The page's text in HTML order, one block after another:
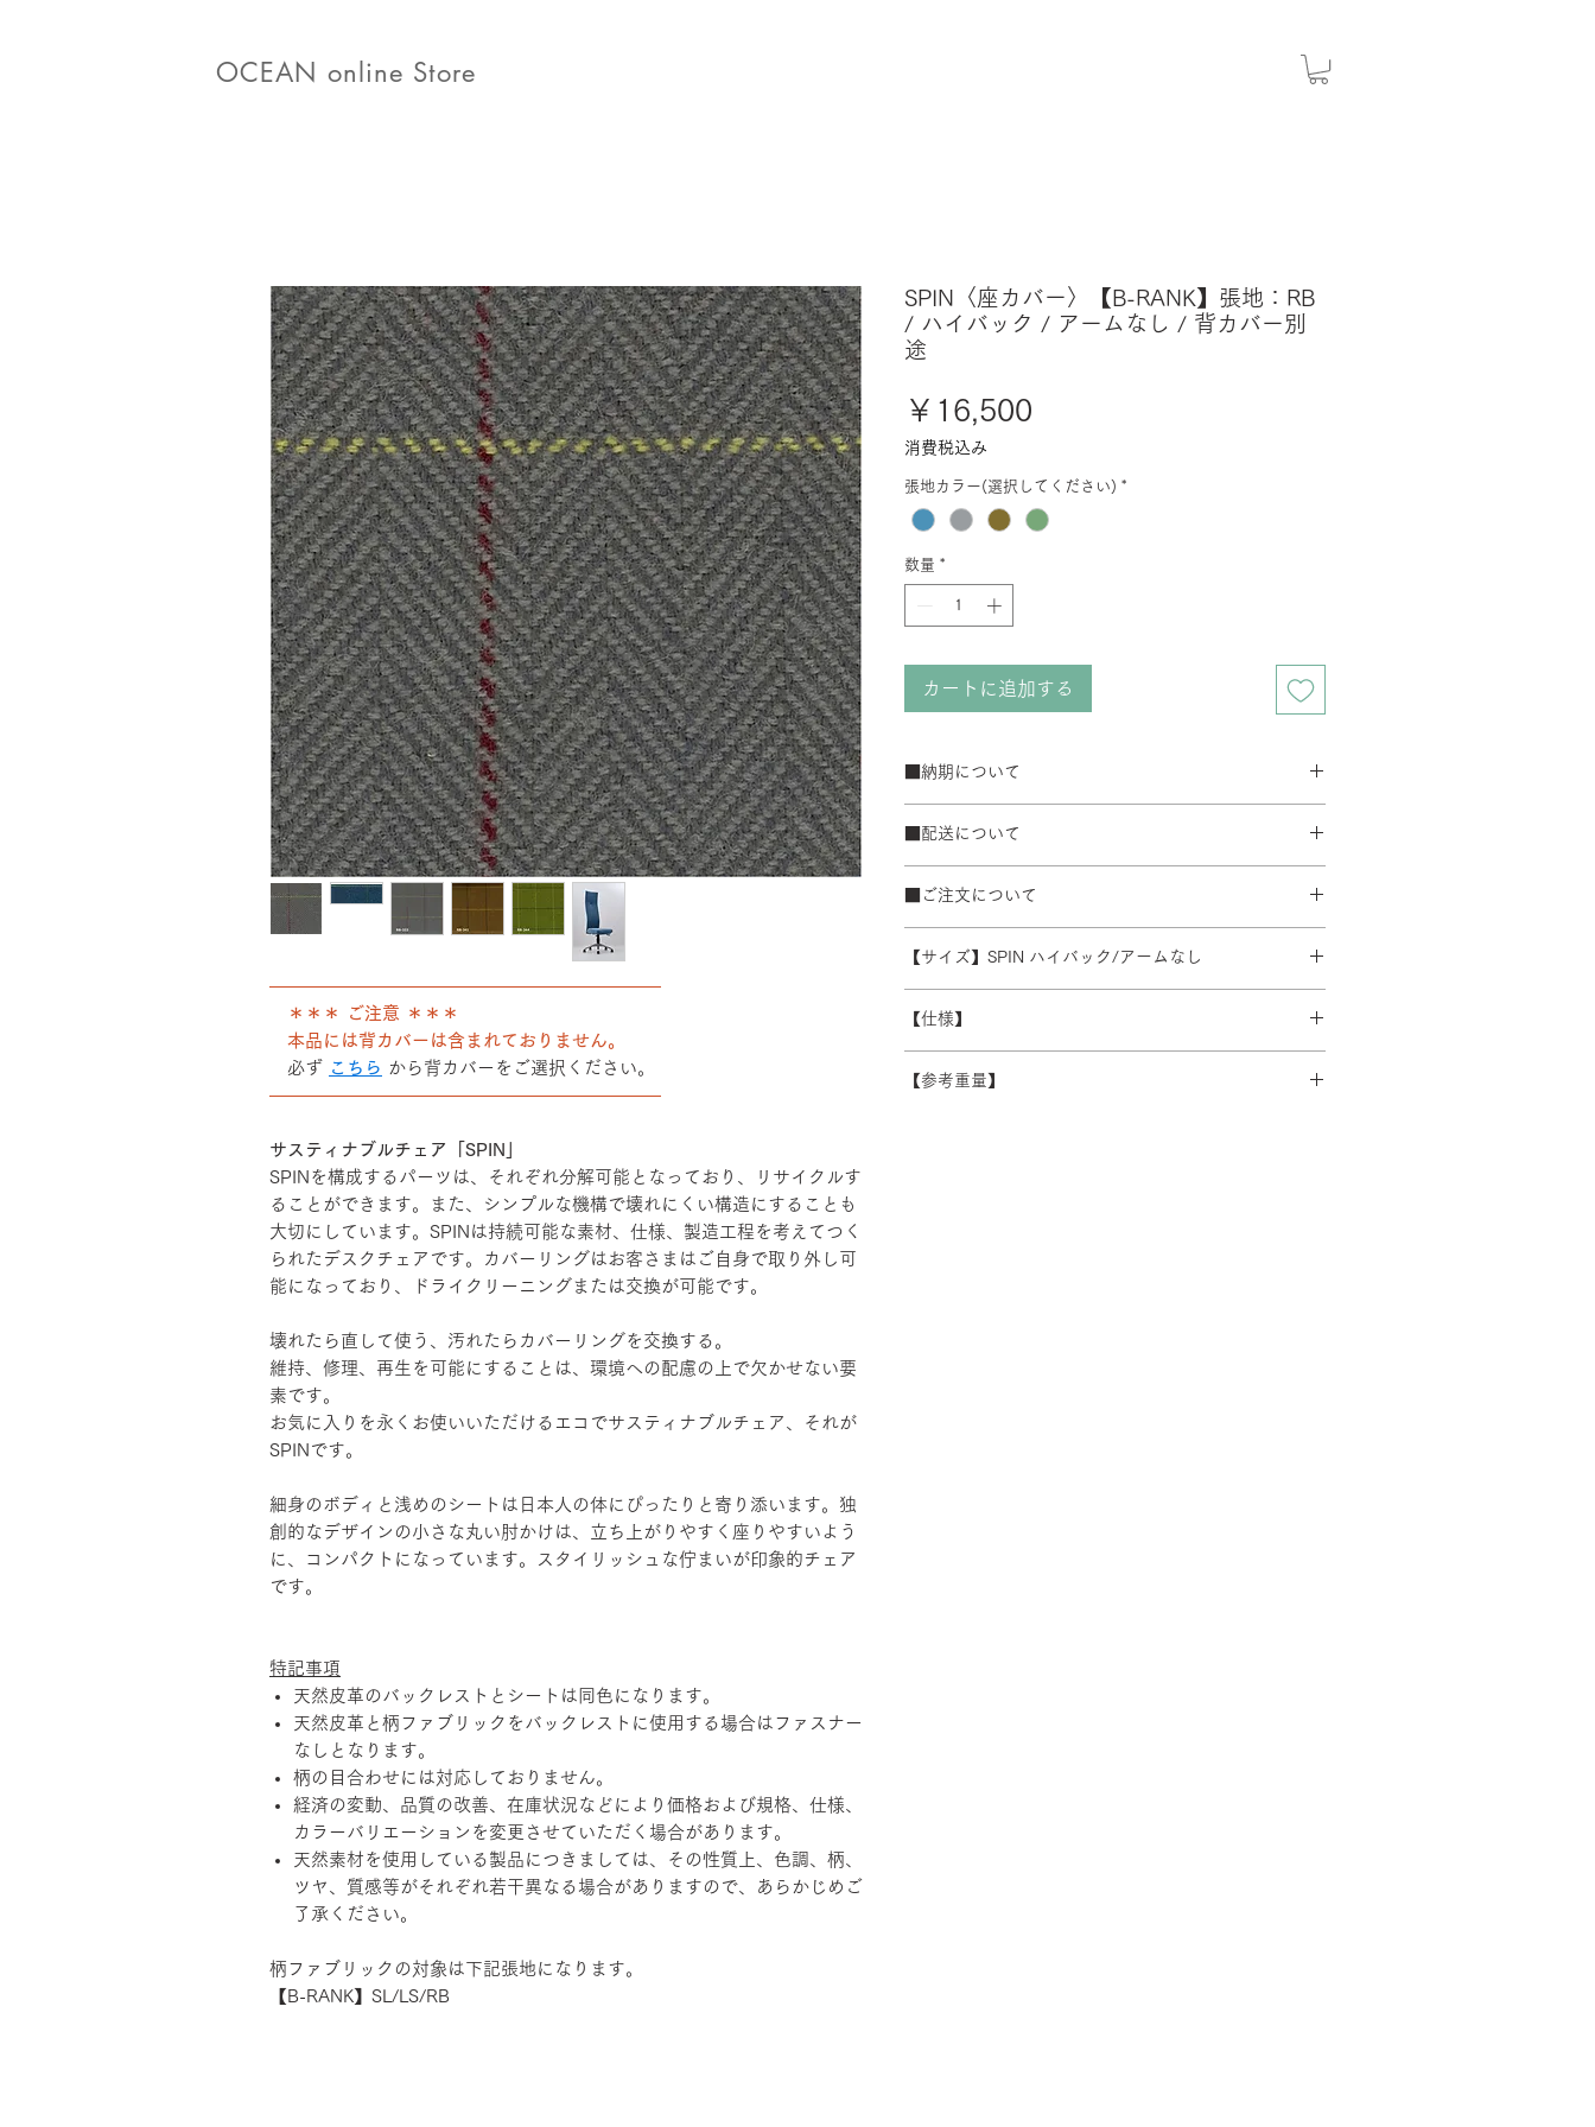
OCEAN online Store
――――――――――――――――――――――
＊＊＊ ご注意 ＊＊＊
本品には背カバーは含まれておりません。
必ず こちら から背カバーをご選択ください。
――――――――――――――――――――――
サスティナブルチェア「SPIN」
SPINを構成するパーツは、それぞれ分解可能となっており、リサイクルす
ることができます。また、シンプルな機構で壊れにくい構造にすることも
大切にしています。SPINは持続可能な素材、仕様、製造工程を考えてつく
られたデスクチェアです。カバーリングはお客さまはご自身で取り外し可
能になっており、ドライクリーニングまたは交換が可能です。
壊れたら直して使う、汚れたらカバーリングを交換する。
維持、修理、再生を可能にすることは、環境への配慮の上で欠かせない要
素です。
お気に入りを永くお使いいただけるエコでサスティナブルチェア、それが
SPINです。
細身のボディと浅めのシートは日本人の体にぴったりと寄り添います。独
創的なデザインの小さな丸い肘かけは、立ち上がりやすく座りやすいよう
に、コンパクトになっています。スタイリッシュな佇まいが印象的チェア
です。
特記事項
天然皮革のバックレストとシートは同色になります。
天然皮革と柄ファブリックをバックレストに使用する場合はファスナー
なしとなります。
柄の目合わせには対応しておりません。
経済の変動、品質の改善、在庫状況などにより価格および規格、仕様、
カラーバリエーションを変更させていただく場合があります。
天然素材を使用している製品につきましては、その性質上、色調、柄、
ツヤ、質感等がそれぞれ若干異なる場合がありますので、あらかじめご
了承ください。
柄ファブリックの対象は下記張地になります。
【B-RANK】SL/LS/RB
SPIN〈座カバー〉【B-RANK】張地：RB
/ ハイバック / アームなし / 背カバー別
途
￥16,500
消費税込み
張地カラー(選択してください) *
数量 *
カートに追加する
■納期について
ブラック粉体塗装ベース 3週間程度
50台以上の場合は要相談となります。在庫の有無によっ
て納期が変動することがあります。
■配送について
配送エリアによって料金が異なります。
※数量によって配送方法・配送料を変更することがあり
ます。 離島・一部地域等への配送は、送料のお見積りが
受注生産の為、配送日時については別途ご連絡いたしま
す。詳細なお時間帯のご指定や日曜・祝日の配送指定が
できない場合がございます。あらかじめご了承くださ
■ご注文について
ズ等)、キャンセルはお受けできませんので、ご注意くだ
さい。
【サイズ】SPIN ハイバック/アームなし
【仕様】
シート：PP・モールドウレタン
【参考重量】